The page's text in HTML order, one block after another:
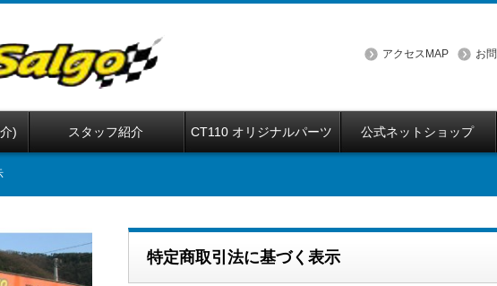
アクセスMAP お
) スタッフ紹介 CT110 オリジナルパーツ 公式ネットショップ
特定商取引法に基づく表示